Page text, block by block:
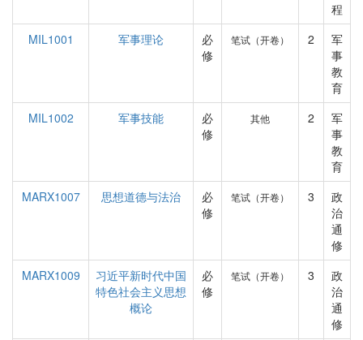
程
MIL1001
军事理论
必
修
笔试（开卷） 2
军
事
教
育
MIL1002
军事技能
必
修
其他 2
军
事
教
育
MARX1007
思想道德与法治
必
修
笔试（开卷） 3
政
治
通
修
MARX1009
习近平新时代中国
特色社会主义思想
概论
必
修
笔试（开卷） 3
政
治
通
修